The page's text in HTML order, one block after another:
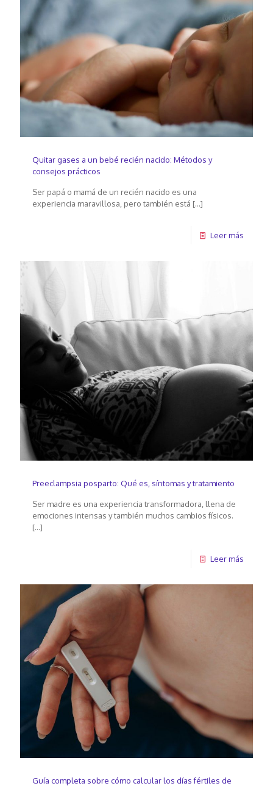
Quitar gases a un bebé recién nacido: Métodos y
consejos prácticos
Ser papá o mamá de un recién nacido es una
experiencia maravillosa, pero también está […]
Leer más
Preeclampsia posparto: Qué es, síntomas y tratamiento
Ser madre es una experiencia transformadora, llena de
emociones intensas y también muchos cambios físicos.
[…]
Leer más
Guía completa sobre cómo calcular los días fértiles de